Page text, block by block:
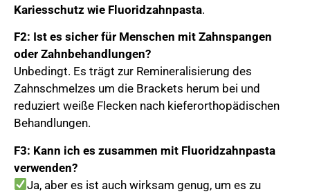
Kariesschutz wie Fluoridzahnpasta.
F2: Ist es sicher für Menschen mit Zahnspangen
oder Zahnbehandlungen?
Unbedingt. Es trägt zur Remineralisierung des
Zahnschmelzes um die Brackets herum bei und
reduziert weiße Flecken nach kieferorthopädischen
Behandlungen.
F3: Kann ich es zusammen mit Fluoridzahnpasta
verwenden?
Ja, aber es ist auch wirksam genug, um es zu